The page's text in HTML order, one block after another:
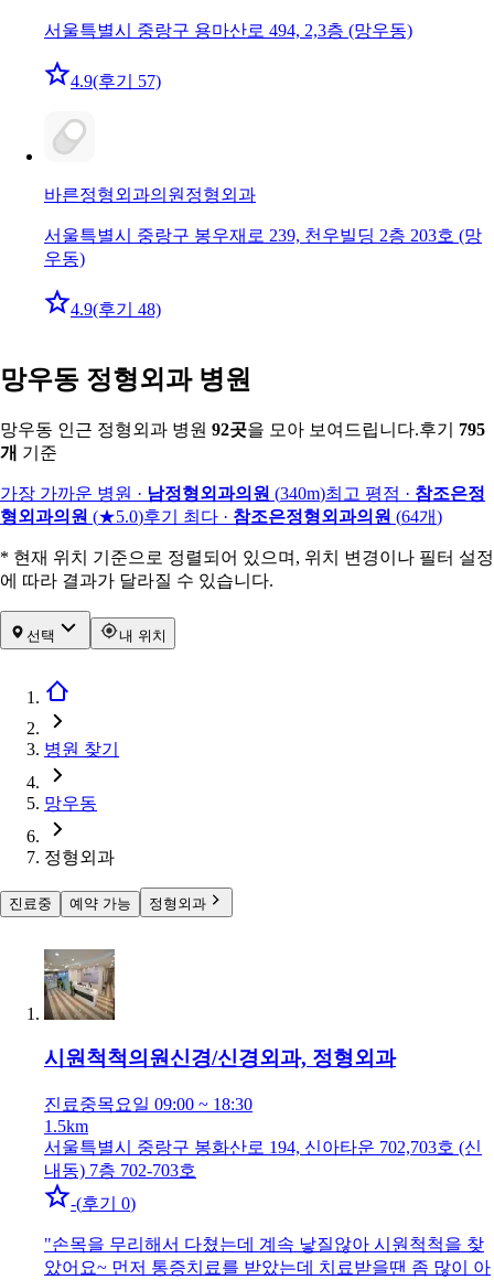
서울특별시 중랑구 용마산로 494, 2,3층 (망우동)
4.9(후기 57)
바른정형외과의원 정형외과
서울특별시 중랑구 봉우재로 239, 천우빌딩 2층 203호 (망
우동)
4.9(후기 48)
망우동 정형외과 병원
망우동 인근 정형외과 병원 92곳을 모아 보여드립니다.후기
795
개 기준
가장 가까운 병원 · 남정형외과의원 (340m)최고 평점 · 참조은정
형외과의원 (★5.0)후기 최다 · 참조은정형외과의원 (64개)
* 현재 위치 기준으로 정렬되어 있으며, 위치 변경이나 필터 설정
에 따라 결과가 달라질 수 있습니다.
선택 내 위치
병원 찾기
망우동
정형외과
진료중 예약 가능 정형외과
시원척척의원신경/신경외과, 정형외과
진료중목요일 09:00 ~ 18:30
1.5km
서울특별시 중랑구 봉화산로 194, 신아타운 702,703호 (신
내동) 7층 702-703호
-(후기 0)
"손목을 무리해서 다쳤는데 계속 낳질않아 시원척척을 찾
았어요~ 먼저 통증치료를 받았는데 치료받을땐 좀 많이 아